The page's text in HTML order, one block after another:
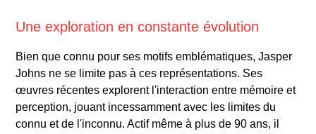
Une exploration en constante évolution
Bien que connu pour ses motifs emblématiques, Jasper
Johns ne se limite pas à ces représentations. Ses
œuvres récentes explorent l'interaction entre mémoire et
perception, jouant incessamment avec les limites du
connu et de l'inconnu. Actif même à plus de 90 ans, il